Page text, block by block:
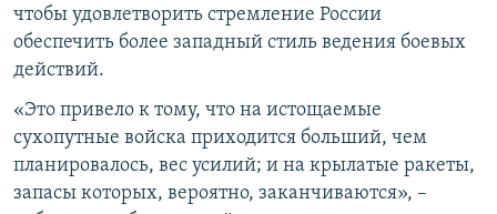
чтобы удовлетворить стремление России
обеспечить более западный стиль ведения боевых
действий.
«Это привело к тому, что на истощаемые
сухопутные войска приходится больший, чем
планировалось, вес усилий; и на крылатые ракеты,
запасы которых, вероятно, заканчиваются», –